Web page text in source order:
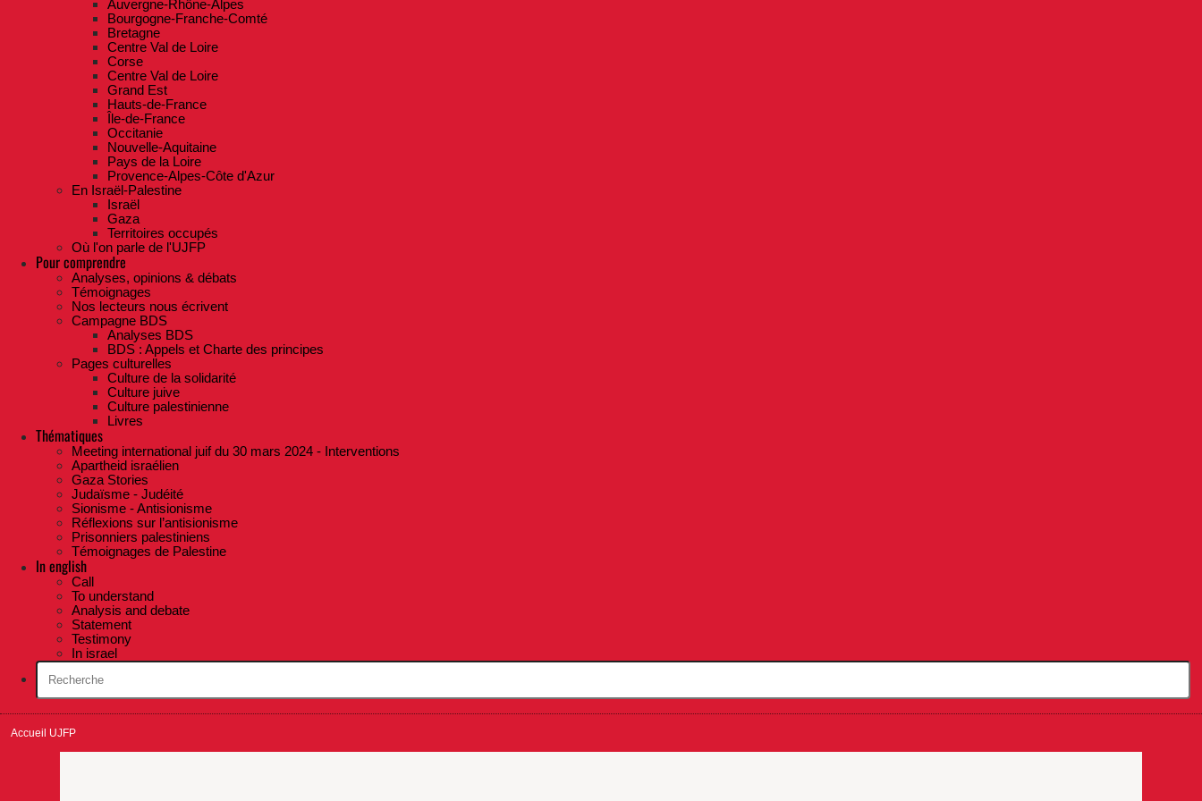
Auvergne-Rhône-Alpes
Bourgogne-Franche-Comté
Bretagne
Centre Val de Loire
Corse
Centre Val de Loire
Grand Est
Hauts-de-France
Île-de-France
Occitanie
Nouvelle-Aquitaine
Pays de la Loire
Provence-Alpes-Côte d'Azur
En Israël-Palestine
Israël
Gaza
Territoires occupés
Où l'on parle de l'UJFP
Pour comprendre
Analyses, opinions & débats
Témoignages
Nos lecteurs nous écrivent
Campagne BDS
Analyses BDS
BDS : Appels et Charte des principes
Pages culturelles
Culture de la solidarité
Culture juive
Culture palestinienne
Livres
Thématiques
Meeting international juif du 30 mars 2024 - Interventions
Apartheid israélien
Gaza Stories
Judaïsme - Judéité
Sionisme - Antisionisme
Réflexions sur l’antisionisme
Prisonniers palestiniens
Témoignages de Palestine
In english
Call
To understand
Analysis and debate
Statement
Testimony
In israel
Accueil UJFP